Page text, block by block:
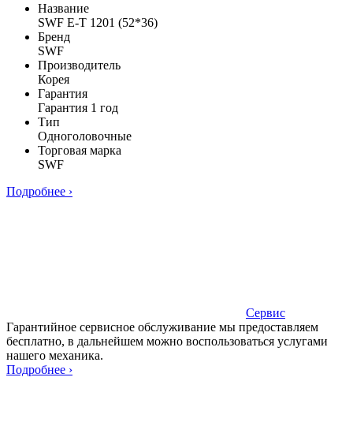
Название
SWF E-T 1201 (52*36)
Бренд
SWF
Производитель
Корея
Гарантия
Гарантия 1 год
Тип
Одноголовочные
Торговая марка
SWF
Подробнее ›
Сервис
Гарантийное сервисное обслуживание мы предоставляем
бесплатно, в дальнейшем можно воспользоваться услугами
нашего механика.
Подробнее ›